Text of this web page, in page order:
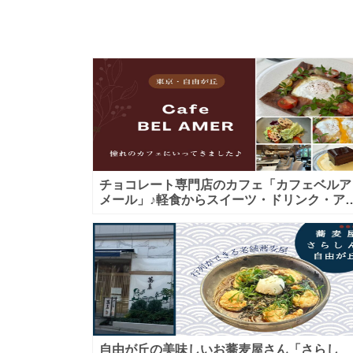
チョコレート専門店のカフェ「カフェベルア
メール」♪軽食からスイーツ・ドリンク・ア
も！
自由が丘の美味しいお蕎麦屋さん「さらし